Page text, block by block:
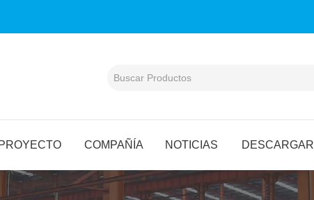
PROYECTO COMPAÑÍA NOTICIAS DESCARGAR